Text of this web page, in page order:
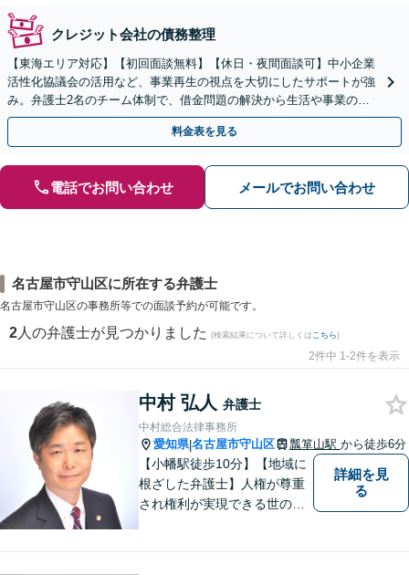
クレジット会社の債務整理
【東海エリア対応】【初回面談無料】【休日・夜間面談可】中小企業
活性化協議会の活用など、事業再生の視点を大切にしたサポートが強
み。弁護士2名のチーム体制で、借金問題の解決から生活や事業の立
て直しまで丁寧に寄り添います。【法人・個人】
料金表を見る
電話でお問い合わせ メールでお問い合わせ
名古屋市守山区に所在する弁護士
名古屋市守山区の事務所等での面談予約が可能です。
2 人の弁護士が見つかりました (検索結果について詳しくは こちら)
2件中 1-2件を表示
中村 弘人 弁護士
中村総合法律事務所
愛知県|名古屋市守山区 瓢箪山駅 から徒歩6分
【小幡駅徒歩10分】【地域に
根ざした弁護士】人権が尊重
され権利が実現できる世の中
詳細を見
る